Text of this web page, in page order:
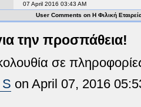
07 April 2016 03:43 AM
User Comments on Η Φιλική
την προσπάθεια!
σε
on April 07, 2016